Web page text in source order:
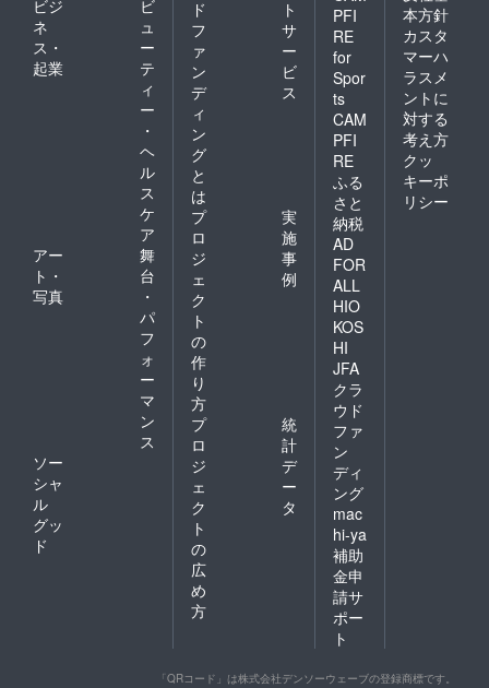
ビジ
ネ
ス・
起業
ビ
ュ
ー
テ
ィ
ー
・
ヘ
ル
ス
ケ
ア
アー
ト・
写真
舞
台
・
パ
フ
ォ
ー
マ
ン
ス
ソー
シャ
ル
グッ
ド
ド
フ
ァ
ン
デ
ィ
ン
グ
と
は
ト
サ
ー
ビ
ス
プ
ロ
ジ
ェ
ク
ト
の
作
り
方
実
施
事
例
プ
ロ
ジ
ェ
ク
ト
の
広
め
方
統
計
デ
ー
タ
PFI
RE
for
Spor
ts
CAM
PFI
RE
ふる
さと
納税
AD
FOR
ALL
HIO
KOS
HI
JFA
クラ
ウド
ファ
ン
ディ
ング
mac
hi-ya
補助
金申
請サ
ポー
ト
本方針
カスタ
マーハ
ラスメ
ントに
対する
考え方
クッ
キーポ
リシー
「QRコード」は株式会社デンソーウェーブの登録商標です。